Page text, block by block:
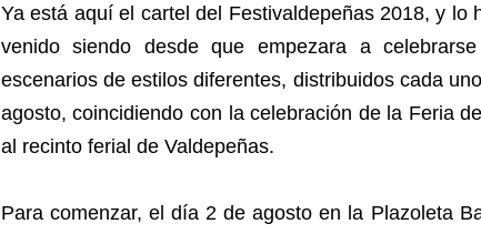
Ya está aquí el cartel del Festivaldepeñas 2018, y lo
venido siendo desde que empezara a
escenarios de estilos diferentes, distribuidos cada
agosto, coincidiendo con la celebración de la Feria
al recinto ferial de Valdepeñas.
Para comenzar, el día 2 de agosto en la Plazoleta